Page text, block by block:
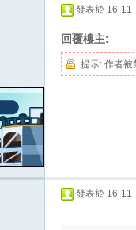
發表於 16-
回覆樓主:
提示: 作者被
發表於 16-